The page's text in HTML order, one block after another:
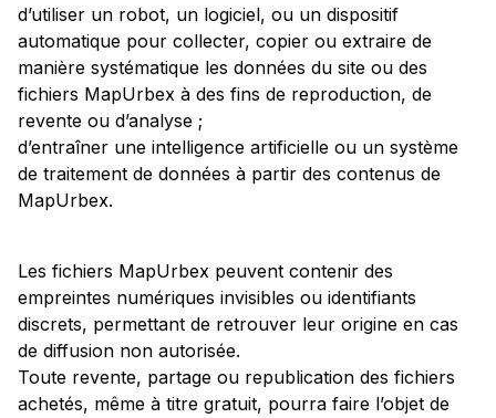
d’utiliser un robot, un logiciel, ou un dispositif
automatique pour collecter, copier ou extraire de
manière systématique les données du site ou des
fichiers MapUrbex à des fins de reproduction, de
revente ou d’analyse ;
d’entraîner une intelligence artificielle ou un système
de traitement de données à partir des contenus de
MapUrbex.
Les fichiers MapUrbex peuvent contenir des
empreintes numériques invisibles ou identifiants
discrets, permettant de retrouver leur origine en cas
de diffusion non autorisée.
Toute revente, partage ou republication des fichiers
achetés, même à titre gratuit, pourra faire l’objet de